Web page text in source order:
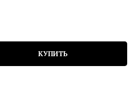
КУПИТЬ